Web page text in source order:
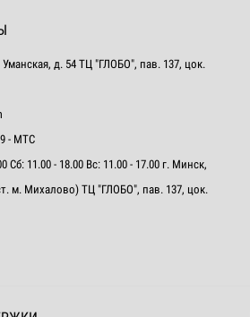
д. 54 ТЦ "ГЛОБО", пав. 137, цок.
- МТС
Сб: 11.00 - 18.00 Вс: 11.00 - 17.00 г. Минск,
м. Михалово) ТЦ "ГЛОБО", пав. 137, цок.